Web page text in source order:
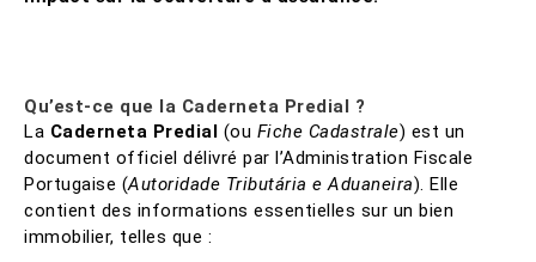
Qu’est-ce que la Caderneta Predial ?
La Caderneta Predial (ou Fiche Cadastrale) est un
document officiel délivré par l’Administration Fiscale
Portugaise (Autoridade Tributária e Aduaneira). Elle
contient des informations essentielles sur un bien
immobilier, telles que :